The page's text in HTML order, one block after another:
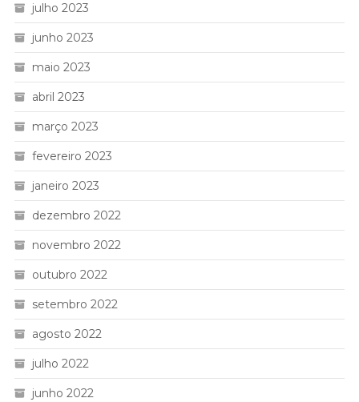
julho 2023
junho 2023
maio 2023
abril 2023
março 2023
fevereiro 2023
janeiro 2023
dezembro 2022
novembro 2022
outubro 2022
setembro 2022
agosto 2022
julho 2022
junho 2022